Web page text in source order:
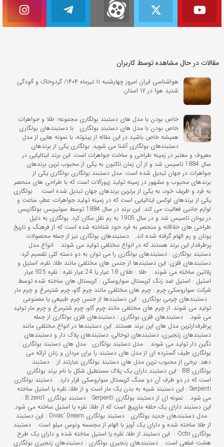
مقالات در حال مشاهده توسط کاربران
هواشناسی ایران امروز چهارشنبه ۱۱ تیرماه ۱۴۰۴/ گردوخاک و آلودگی
شدید هوا در ۱۷ استان
خاص بودن با مدل های دستبند بولگاری مجموعه: طلا و جواهرات
خاص بودن با مدل های دستبند بولگاری با دستبندهای بولگاری
همیشه خاص باشید در این مقاله از بیتوته، با نمونه هایی از مدل
دستبندهای بولگاری آشنا می شوید. بولگاری یکی از برندهای
معروف و معتبر در زمینه طراحی و ساخت جواهرات است. این برند ایتالیایی در
سال 1884 تاسیس شد و از آن زمان تاکنون به یکی از محبوب ترین برندهای
جواهرات در جهان تبدیل شده است. مدل دستبند بولگاری بولگاری یکی از
برندهای محبوب و مشهور در زمینه تولید زیورآلات است که با طراحی های منحصر
به فرد و ظریف خود، به یکی از برترین برندهای جهان تبدیل شده است. بولگاری
یکی از برندهای لوکس ایتالیایی است که در زمینه تولید جواهرات، عطر، ساعت و
لوازم جانبی فعالیت می کند. این برند در سال 1884 توسط سوتیریس بولگاریس
در یونان تاسیس شد و در سال 1905 به رم نقل مکان کرد. بولگاری به دلیل
طراحی های خلاقانه و منحصر به فرد خود شناخته شده است که از فرهنگ و تاریخ
یونان و رم الهام گرفته شده اند. دستبندهای بولگاری نیز از جمله محصولات
پرطرفدار این برند هستند که در انواع مختلفی تولید می شوند. انواع مدل
دستبند بولگاری : دستبندهای بولگاری را می توان به دو دسته کلی تقسیم کرد:
دستبندهای فلزی: این دستبندها از جنس های مختلفی مانند طلا، نقره، استیل و
پلاتین ساخته می شوند. طلا : طلای 18 عیار یا 24 عیار نقره : نقره 925 عیار
استیل : استیل ضد زنگ کریستال سواروسکی : کریستال های ساخته شده توسط
شرکت سواروسکی چرم : چرم های مختلفی مانند چرم گاو، چرم شترمرغ و چرم مار
دستبندهای چرمی بولگاری : این دستبندها از جنس چرم طبیعی یا مصنوعی
تولید می شوند. از چرم های مختلفی مانند چرم گاو، چرم شترمرغ و چرم مار تولید
می شود. دستبندهای فلزی بولگاری : دستبندهای فلزی بولگاری از جمله
پرطرفدارترین مدل های این برند هستند. این دستبندها در انواع مختلفی مانند
دستبندهای زنجیری، دستبندهای توخالی، دستبندهای پلاک دار و دستبندهای
نگین دار تولید می شوند. مدل دستبند بولگاری مدل های دستبند بولگاری :
بولگاری طیف گسترده ای از مدل های دستبند را برای مردان و زنان ارائه می
دهد. برخی از محبوب ترین مدل های دستبند بولگاری عبارتند از: دستبند
بولگاری BB : این دستبند دارای یک پلاک مستطیل شکل با نام برند بولگاری
است که در دو طرف آن دو سنگ کریستال سواروسکی قرار دارد. دستبند بولگاری
Serpenti : این دستبند شبیه به بدن یک مار است و از طلا، نقره یا استیل ساخته
می شود. نمونه ای از دستبند بولگاری Serpenti دستبند بولگاری B.zero1 :
این دستبند دارای یک حلقه مارپیچ است که از طلا، نقره یا استیل ساخته می شود.
مدل دستبندهای جدید بولگاری دستبند بولگاری Divas’ Dream : این دستبند
از طلا ساخته شده و دارای یک آویز با الهام از مجسمه ونوس میلو است. دستبند
بولگاری Octo : این دستبند از طلا، نقره یا استیل ساخته شده و دارای یک طرح
هشت ضلعی است. دستبندهای زنجیری بولگاری : دستبندهای زنجیری بولگاری